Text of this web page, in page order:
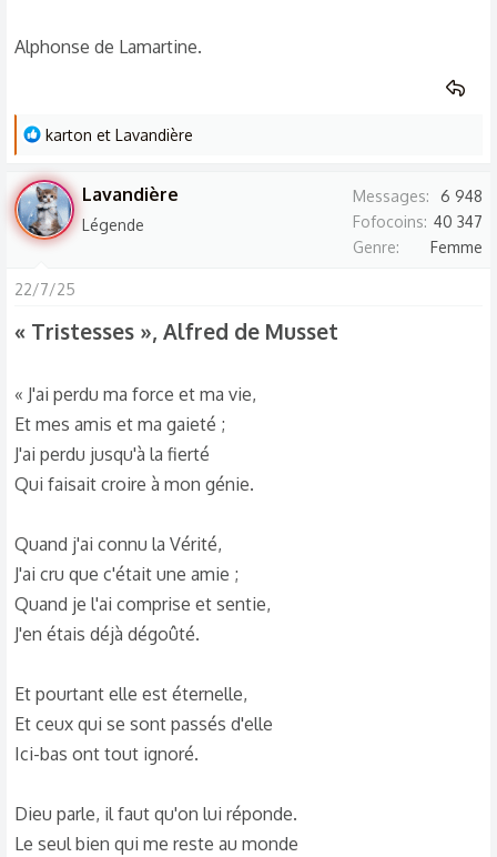
Alphonse de Lamartine.
L
s
r
é
c
i
n
karton et Lavandière
Lavandière
Légende
Messages
6 948
Fofocoins 40 347
Genre
Femme
22/7/25
« Tristesses », Alfred de Musset
« J'ai perdu ma force et ma vie,
Et mes amis et ma gaieté ;
J'ai perdu jusqu'à la fierté
Qui faisait croire à mon génie.
Quand j'ai connu la Vérité,
J'ai cru que c'était une amie ;
Quand je l'ai comprise et sentie,
J'en étais déjà dégoûté.
Et pourtant elle est éternelle,
Et ceux qui se sont passés d'elle
Ici-bas ont tout ignoré.
Dieu parle, il faut qu'on lui réponde.
Le seul bien qui me reste au monde